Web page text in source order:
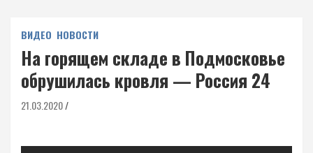
ВИДЕО НОВОСТИ
На горящем складе в Подмосковье
обрушилась кровля — Россия 24
21.03.2020